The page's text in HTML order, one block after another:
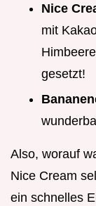
Nice
mit
gesetzt!
Also, worauf
Nice Cream
ein schnelles